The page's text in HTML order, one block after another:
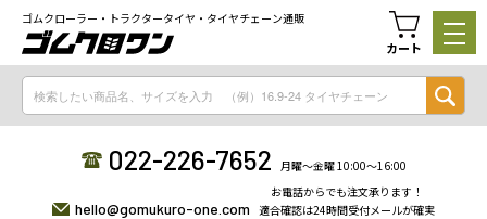
ゴムクローラー・トラクタータイヤ・タイヤチェーン通販
カート
022-226-7652 月曜〜金曜 10:00〜16:00
hello@gomukuro-one.com
お電話からでも注文承ります！
適合確認は24時間受付メールが確実